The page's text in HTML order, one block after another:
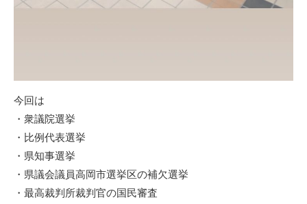
今回は
・衆議院選挙
・比例代表選挙
・県知事選挙
・県議会議員高岡市選挙区の補欠選挙
・最高裁判所裁判官の国民審査